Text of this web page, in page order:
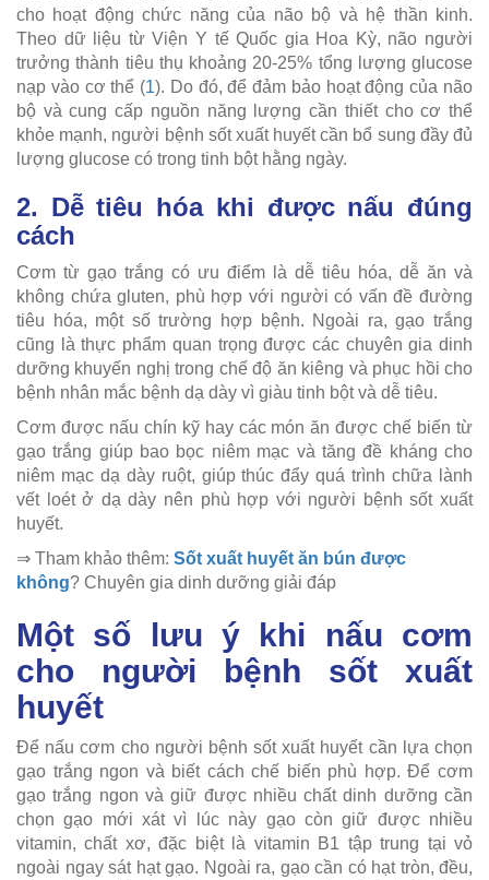
cho hoạt động chức năng của não bộ và hệ thần kinh.
Theo dữ liệu từ Viện Y tế Quốc gia Hoa Kỳ, não người
trưởng thành tiêu thụ khoảng 20-25% tổng lượng glucose
nạp vào cơ thể (1). Do đó, để đảm bảo hoạt động của não
bộ và cung cấp nguồn năng lượng cần thiết cho cơ thể
khỏe mạnh, người bệnh sốt xuất huyết cần bổ sung đầy đủ
lượng glucose có trong tinh bột hằng ngày.
2. Dễ tiêu hóa khi được nấu đúng
cách
Cơm từ gạo trắng có ưu điểm là dễ tiêu hóa, dễ ăn và
không chứa gluten, phù hợp với người có vấn đề đường
tiêu hóa, một số trường hợp bệnh. Ngoài ra, gạo trắng
cũng là thực phẩm quan trọng được các chuyên gia dinh
dưỡng khuyến nghị trong chế độ ăn kiêng và phục hồi cho
bệnh nhân mắc bệnh dạ dày vì giàu tinh bột và dễ tiêu.
Cơm được nấu chín kỹ hay các món ăn được chế biến từ
gạo trắng giúp bao bọc niêm mạc và tăng đề kháng cho
niêm mạc dạ dày ruột, giúp thúc đẩy quá trình chữa lành
vết loét ở dạ dày nên phù hợp với người bệnh sốt xuất
huyết.
⇒ Tham khảo thêm: Sốt xuất huyết ăn bún được
không? Chuyên gia dinh dưỡng giải đáp
Một số lưu ý khi nấu cơm
cho người bệnh sốt xuất
huyết
Để nấu cơm cho người bệnh sốt xuất huyết cần lựa chọn
gạo trắng ngon và biết cách chế biến phù hợp. Để cơm
gạo trắng ngon và giữ được nhiều chất dinh dưỡng cần
chọn gạo mới xát vì lúc này gạo còn giữ được nhiều
vitamin, chất xơ, đặc biệt là vitamin B1 tập trung tại vỏ
ngoài ngay sát hạt gạo. Ngoài ra, gạo cần có hạt tròn, đều,